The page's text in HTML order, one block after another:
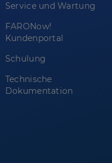
Service und Wartung
FARONow!
Kundenportal
Schulung
Technische
Dokumentation